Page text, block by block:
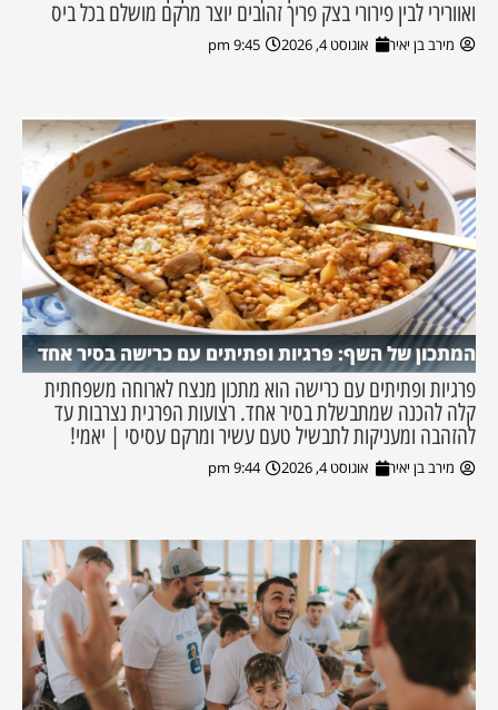
ואוורירי לבין פירורי בצק פריך זהובים יוצר מרקם מושלם בכל ביס
מירב בן יאיר אוגוסט 4, 2026 9:45 pm
המתכון של השף: פרגיות ופתיתים עם כרישה בסיר אחד
פרגיות ופתיתים עם כרישה הוא מתכון מנצח לארוחה משפחתית
קלה להכנה שמתבשלת בסיר אחד. רצועות הפרגית נצרבות עד
להזהבה ומעניקות לתבשיל טעם עשיר ומרקם עסיסי | יאמי!
מירב בן יאיר אוגוסט 4, 2026 9:44 pm